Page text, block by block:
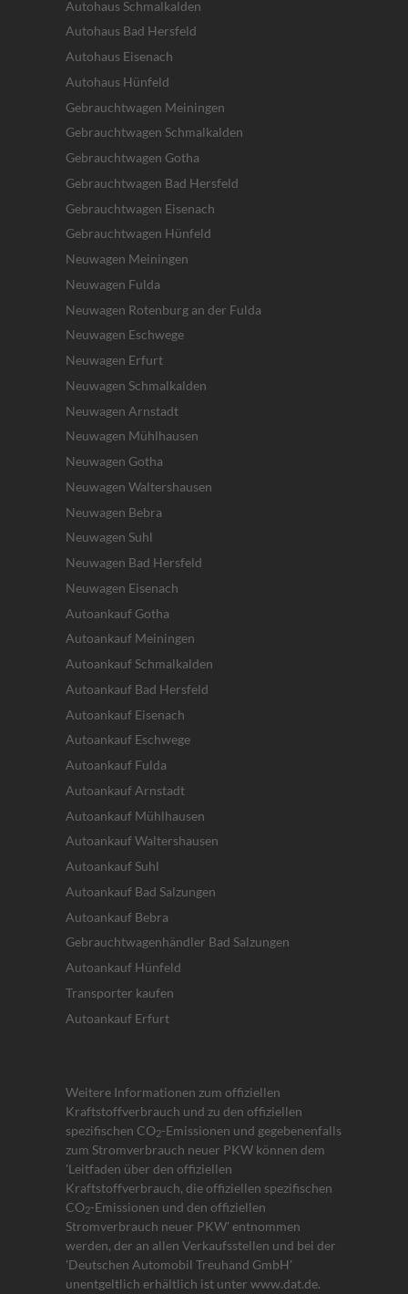
Autohaus Schmalkalden
Autohaus Bad Hersfeld
Autohaus Eisenach
Autohaus Hünfeld
Gebrauchtwagen Meiningen
Gebrauchtwagen Schmalkalden
Gebrauchtwagen Gotha
Gebrauchtwagen Bad Hersfeld
Gebrauchtwagen Eisenach
Gebrauchtwagen Hünfeld
Neuwagen Meiningen
Neuwagen Fulda
Neuwagen Rotenburg an der Fulda
Neuwagen Eschwege
Neuwagen Erfurt
Neuwagen Schmalkalden
Neuwagen Arnstadt
Neuwagen Mühlhausen
Neuwagen Gotha
Neuwagen Waltershausen
Neuwagen Bebra
Neuwagen Suhl
Neuwagen Bad Hersfeld
Neuwagen Eisenach
Autoankauf Gotha
Autoankauf Meiningen
Autoankauf Schmalkalden
Autoankauf Bad Hersfeld
Autoankauf Eisenach
Autoankauf Eschwege
Autoankauf Fulda
Autoankauf Arnstadt
Autoankauf Mühlhausen
Autoankauf Waltershausen
Autoankauf Suhl
Autoankauf Bad Salzungen
Autoankauf Bebra
Gebrauchtwagenhändler Bad Salzungen
Autoankauf Hünfeld
Transporter kaufen
Autoankauf Erfurt
Weitere Informationen zum offiziellen
Kraftstoffverbrauch und zu den offiziellen
spezifischen CO2-Emissionen und gegebenenfalls
zum Stromverbrauch neuer PKW können dem
'Leitfaden über den offiziellen
Kraftstoffverbrauch, die offiziellen spezifischen
CO2-Emissionen und den offiziellen
Stromverbrauch neuer PKW' entnommen
werden, der an allen Verkaufsstellen und bei der
'Deutschen Automobil Treuhand GmbH'
unentgeltlich erhältlich ist unter www.dat.de.